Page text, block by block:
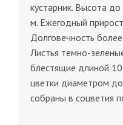
кустарник. Высота
м. Ежегодный
Долговечность
Листья темно-
блестящие длиной
цветки диаметром
собраны в соцветия